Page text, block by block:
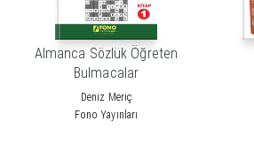
Almanca Sözlük Öğreten
Bulmacalar
Deniz Meriç
Fono Yayınları